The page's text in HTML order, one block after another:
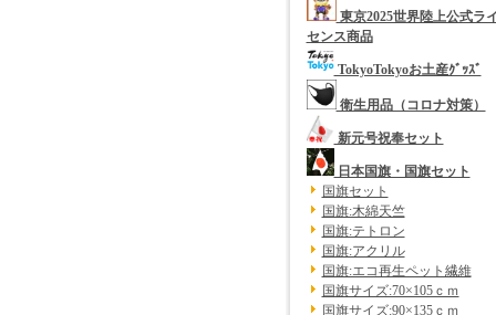
東京2025世界陸上公式ラ
センス商品
TokyoTokyoお土産ｸﾞｯｽﾞ
衛生用品（コロナ対策）
新元号祝奉セット
日本国旗・国旗セット
国旗セット
国旗:木綿天竺
国旗:テトロン
国旗:アクリル
国旗:エコ再生ペット繊維
国旗サイズ:70×105ｃｍ
国旗サイズ:90×135ｃｍ